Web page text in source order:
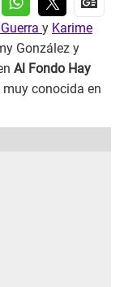
y Karime
González y
Al Fondo Hay
conocida en